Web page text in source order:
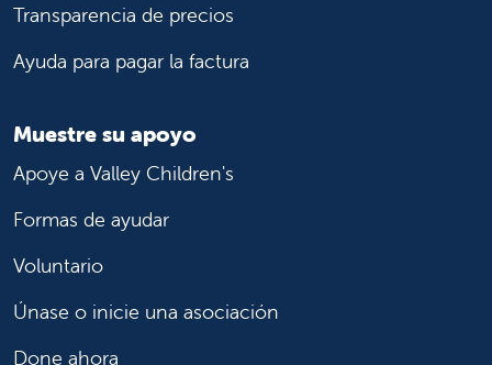
Transparencia de precios
Ayuda para pagar la factura
Muestre su apoyo
Apoye a Valley Children's
Formas de ayudar
Voluntario
Únase o inicie una asociación
Done ahora